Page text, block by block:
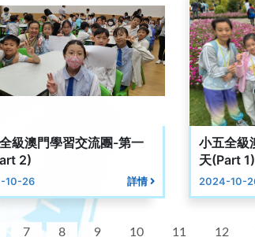
級澳門學習交流團-第一
2)
10-26 詳情
小五全級
天(Part 1)
2024-10-
7 8 9 10 11 12